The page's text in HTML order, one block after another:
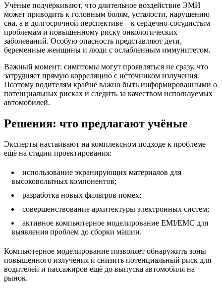
Учёные подчёркивают, что длительное воздействие ЭМИ
может приводить к головным болям, усталости, нарушению
сна, а в долгосрочной перспективе – к сердечно-сосудистым
проблемам и повышенному риску онкологических
заболеваний. Особую опасность представляют дети,
беременные женщины и люди с ослабленным иммунитетом.
Важный момент: симптомы могут проявляться не сразу, что
затрудняет прямую корреляцию с источником излучения.
Поэтому водителям крайне важно быть информированными о
потенциальных рисках и следить за качеством используемых
автомобилей.
Решения: что предлагают учёные
Эксперты настаивают на комплексном подходе к проблеме
ещё на стадии проектирования:
использование экранирующих материалов для
высоковольтных компонентов;
разработка новых фильтров помех;
совершенствование архитектуры электронных систем;
активное компьютерное моделирование EMI/EMC для
выявления проблем до сборки машин.
Компьютерное моделирование позволяет обнаружить зоны
повышенного излучения и снизить потенциальный риск для
водителей и пассажиров ещё до выпуска автомобиля на
рынок.